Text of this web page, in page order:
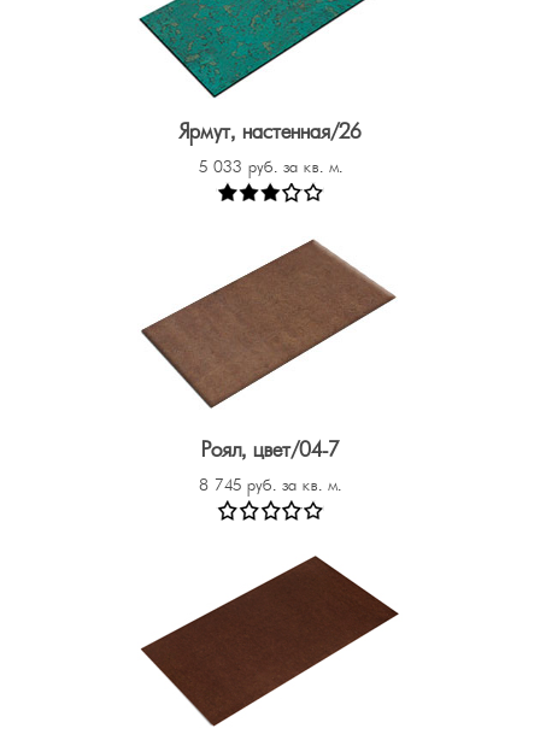
Ярмут, настенная/26
5 033 руб. за кв. м.
Роял, цвет/04-7
8 745 руб. за кв. м.